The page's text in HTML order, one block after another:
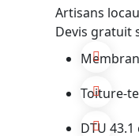
Artisans
Devis gratuit
Toiture-
DTU